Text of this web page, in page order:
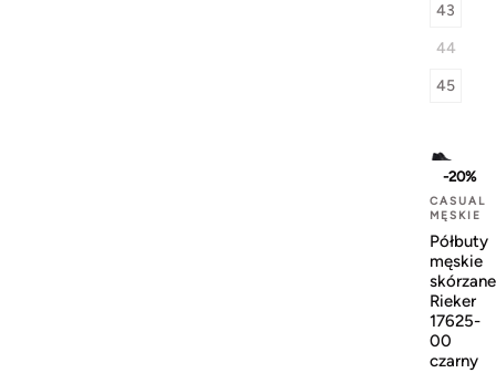
43
44
45
-20%
CASUAL
MĘSKIE
Półbuty
męskie
skórzane
Rieker
17625-
00
czarny